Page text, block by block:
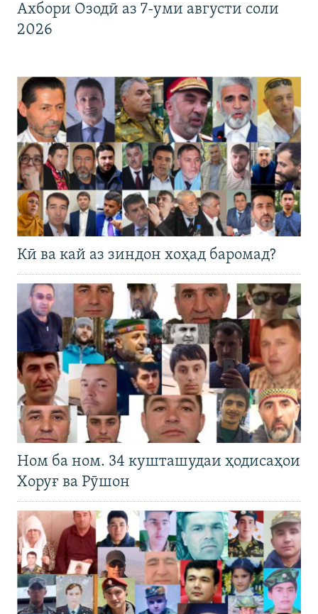
Ахбори Озодӣ аз 7-уми августи соли
2026
Кӣ ва кай аз зиндон хоҳад баромад?
Ном ба ном. 34 кушташудаи ҳодисаҳои
Хоруғ ва Рӯшон